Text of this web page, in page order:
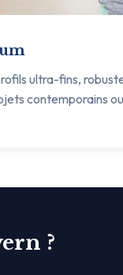
ultra-fins,
contemporains
?